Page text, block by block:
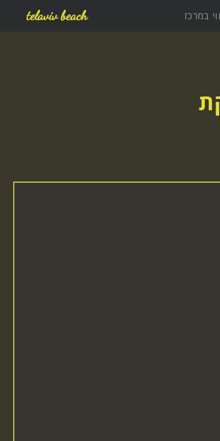
במרכז telaviv beach